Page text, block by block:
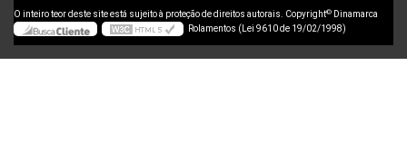
O inteiro teor deste site está sujeito à proteção de direitos autorais. Copyright© Dinamarca
Rolamentos (Lei 9610 de 19/02/1998)